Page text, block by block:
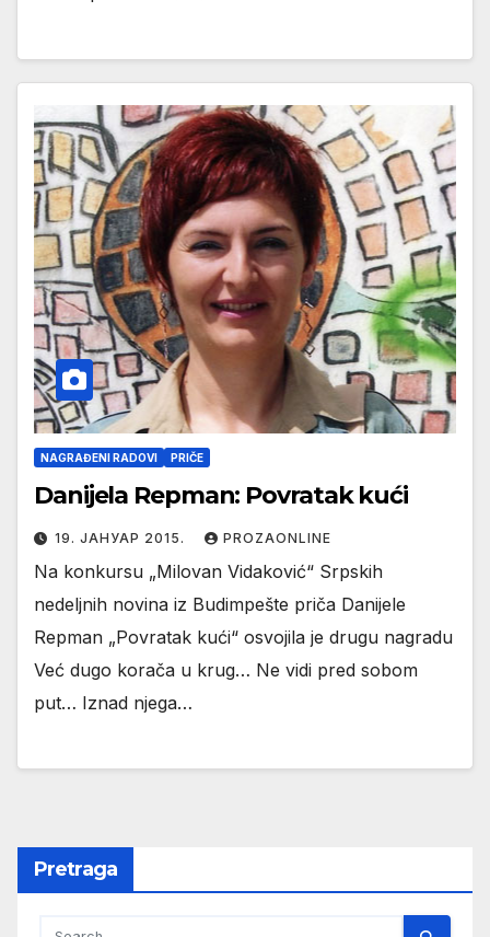
NAGRAĐENI RADOVI PRIČE
Danijela Repman: Povratak kući
19. ЈАНУАР 2015. PROZAONLINE
Na konkursu „Milovan Vidaković“ Srpskih
nedeljnih novina iz Budimpešte priča Danijele
Repman „Povratak kući“ osvojila je drugu nagradu
Već dugo korača u krug… Ne vidi pred sobom
put… Iznad njega…
Pretraga